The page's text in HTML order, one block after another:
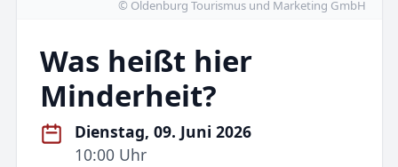
© Oldenburg Tourismus und Marketing GmbH
Was heißt hier
Minderheit?
Dienstag, 09. Juni 2026
10:00 Uhr